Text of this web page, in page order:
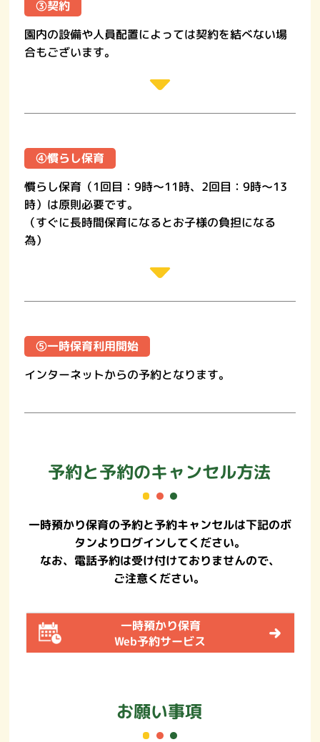
➂契約
園内の設備や人員配置によっては契約を結べない場
合もございます。
➃慣らし保育
慣らし保育（1回目：9時～11時、2回目：9時～13
時）は原則必要です。
（すぐに長時間保育になるとお子様の負担になる
為）
➄一時保育利用開始
インターネットからの予約となります。
予約と予約のキャンセル方法
一時預かり保育の予約と予約キャンセルは下記のボ
タンよりログインしてください。
なお、電話予約は受け付けておりませんので、
ご注意ください。
一時預かり保育
Web予約サービス
お願い事項